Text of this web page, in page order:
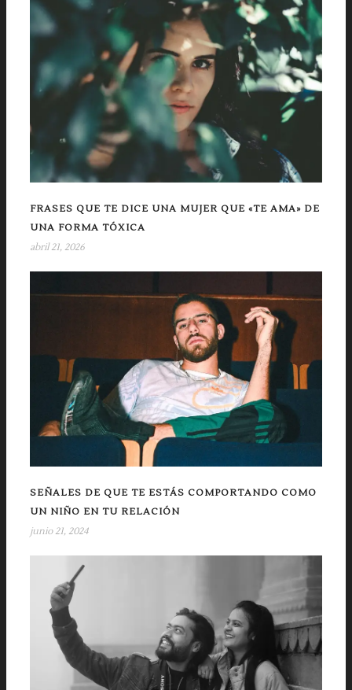
FRASES QUE TE DICE UNA MUJER QUE «TE AMA» DE
UNA FORMA TÓXICA
abril 21, 2026
SEÑALES DE QUE TE ESTÁS COMPORTANDO COMO
UN NIÑO EN TU RELACIÓN
junio 21, 2024